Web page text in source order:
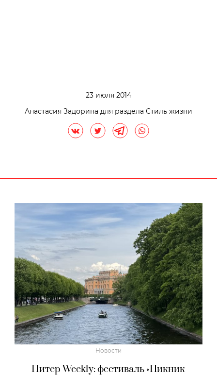
23 июля 2014
Анастасия Задорина для раздела Стиль жизни
Новости
Питер Weekly: фестиваль «Пикник